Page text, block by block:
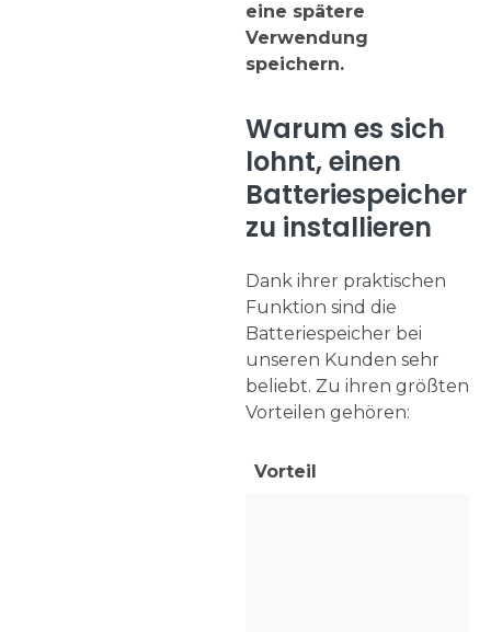
eine spätere
Verwendung
speichern.
Warum es sich
lohnt, einen
Batteriespeicher
zu installieren
Dank ihrer praktischen
Funktion sind die
Batteriespeicher bei
unseren Kunden sehr
beliebt. Zu ihren größten
Vorteilen gehören:
Vorteil